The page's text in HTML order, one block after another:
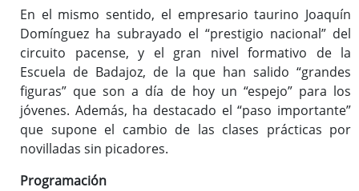
En el mismo sentido, el empresario taurino Joaquín
Domínguez ha subrayado el “prestigio nacional” del
circuito pacense, y el gran nivel formativo de la
Escuela de Badajoz, de la que han salido “grandes
figuras” que son a día de hoy un “espejo” para los
jóvenes. Además, ha destacado el “paso importante”
que supone el cambio de las clases prácticas por
novilladas sin picadores.
Programación